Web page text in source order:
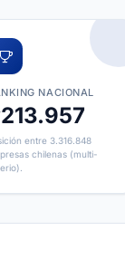
NACIONAL
entre 3.316.848
chilenas (multi-